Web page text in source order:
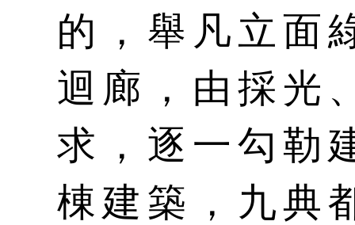
的，舉凡立面
迴廊，由採光
求，逐一勾勒
棟建築，九典